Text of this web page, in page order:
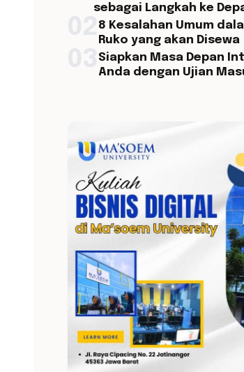
sebagai Langkah ke
8 Kesalahan Umum
Ruko yang akan Disewa
Siapkan Masa Depan
Anda dengan Ujian